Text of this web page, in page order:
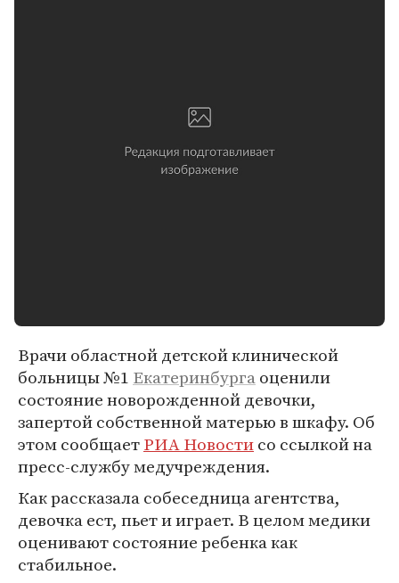
Врачи областной детской клинической
больницы №1 Екатеринбургаоценили
состояние новорожденной девочки,
запертой собственной матерью в шкафу. Об
этом сообщаетРИА Новостисо ссылкой на
пресс-службу медучреждения.
Как рассказала собеседница агентства,
девочка ест, пьет и играет. В целом медики
оценивают состояние ребенка как
стабильное.